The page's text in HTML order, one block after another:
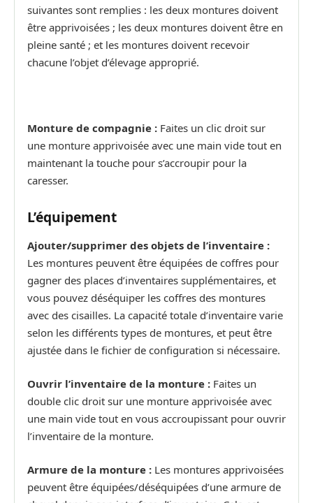
suivantes sont remplies : les deux montures doivent
être apprivoisées ; les deux montures doivent être en
pleine santé ; et les montures doivent recevoir
chacune l’objet d’élevage approprié.
Monture de compagnie : Faites un clic droit sur
une monture apprivoisée avec une main vide tout en
maintenant la touche pour s’accroupir pour la
caresser.
L’équipement
Ajouter/supprimer des objets de l’inventaire :
Les montures peuvent être équipées de coffres pour
gagner des places d’inventaires supplémentaires, et
vous pouvez déséquiper les coffres des montures
avec des cisailles. La capacité totale d’inventaire varie
selon les différents types de montures, et peut être
ajustée dans le fichier de configuration si nécessaire.
Ouvrir l’inventaire de la monture : Faites un
double clic droit sur une monture apprivoisée avec
une main vide tout en vous accroupissant pour ouvrir
l’inventaire de la monture.
Armure de la monture : Les montures apprivoisées
peuvent être équipées/déséquipées d’une armure de